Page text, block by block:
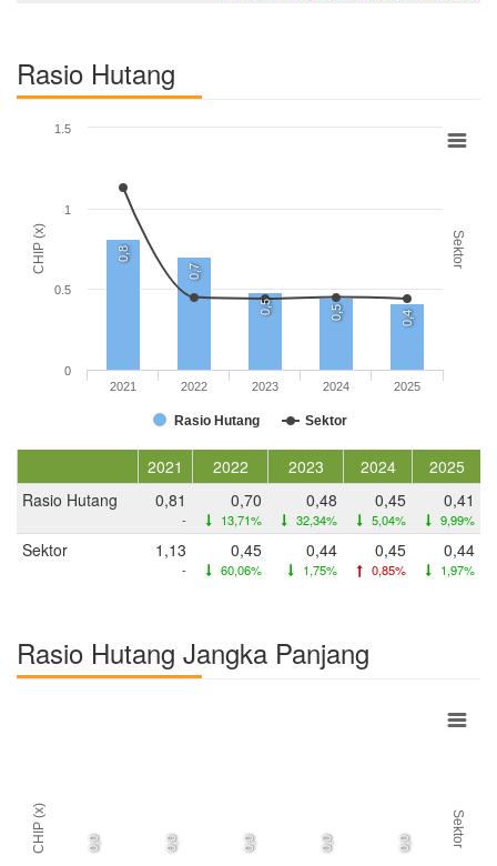
Rasio Hutang
CHIP (x) Sektor
0,8
0,7
0,5 0,5 0,4
Rasio Hutang Sektor
2021 2022 2023 2024 2025
0
0.5
1
1.5
2021 2022 2023 2024
2025
Rasio Hutang
0,81
-
0,70
13,71%
0,48
32,34%
0,45
5,04%
0,41
9,99%
Sektor 1,13
-
0,45
60,06%
0,44
1,75%
0,45
0,85%
0,44
1,97%
Rasio Hutang Jangka Panjang
CHIP (x) Sektor
0,0 0,0 0,0 0,0 0,0